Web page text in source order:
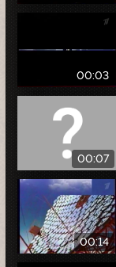
00:03
00:07
00:14